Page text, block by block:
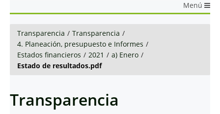
Menú
Transparencia / Transparencia /
4. Planeación, presupuesto e Informes /
Estados financieros / 2021 / a) Enero /
Estado de resultados.pdf
Transparencia